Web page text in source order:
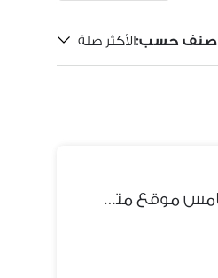
صنف حسب:الأكثر صلة
شقة متشطبة للبيع في ماونتن فيو اي سيتي التجمع الخامس موقع متميز استلام فوري اقل من سعر السوق